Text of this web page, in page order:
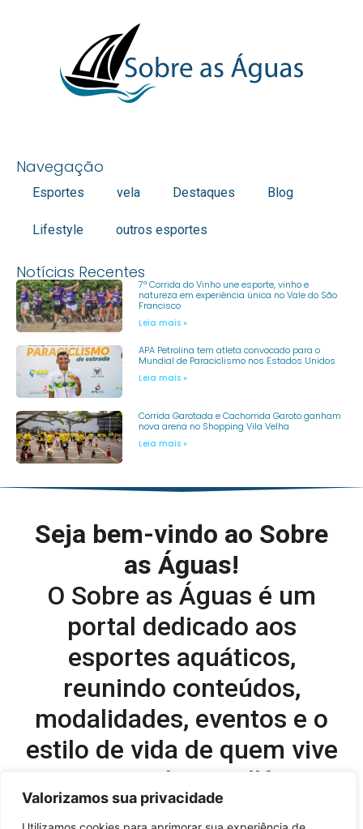
Valorizamos sua privacidade
Navegação
Esportes vela Destaques Blog
Lifestyle outros esportes
Notícias Recentes
7ª Corrida do Vinho une esporte, vinho e
natureza em experiência única no Vale do São
Francisco
Leia mais »
APA Petrolina tem atleta convocado para o
Mundial de Paraciclismo nos Estados Unidos
Leia mais »
Corrida Garotada e Cachorrida Garoto ganham
nova arena no Shopping Vila Velha
Leia mais »
Seja bem-vindo ao Sobre
as Águas!
O Sobre as Águas é um
portal dedicado aos
esportes aquáticos,
reunindo conteúdos,
modalidades, eventos e o
estilo de vida de quem vive
o esporte dentro d’água.